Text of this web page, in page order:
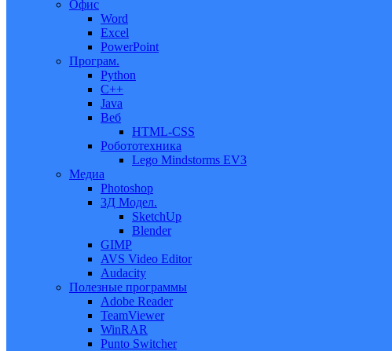
Офис
Word
Excel
PowerPoint
Програм.
Python
C++
Java
Веб
HTML-CSS
Робототехника
Lego Mindstorms EV3
Медиа
Photoshop
3Д Модел.
SketchUp
Blender
GIMP
AVS Video Editor
Audacity
Полезные программы
Adobe Reader
TeamViewer
WinRAR
Punto Switcher